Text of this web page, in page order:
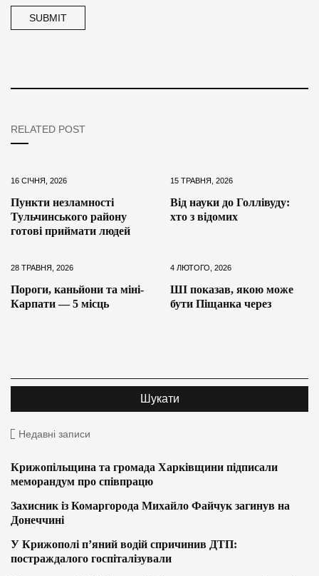
RELATED POST
16 СІЧНЯ, 2026
Пункти незламності
Тульчинського району
готові приймати людей
15 ТРАВНЯ, 2026
Від науки до Голлівуду:
хто з відомих
28 ТРАВНЯ, 2026
Пороги, каньйони та міні-
Карпати — 5 місць
4 ЛЮТОГО, 2026
ШІ показав, якою може
бути Піщанка через
Недавні записи
Крижопільщина та громада Харківщини підписали
меморандум про співпрацю
Захисник із Комаргорода Михайло Файчук загинув на
Донеччині
У Крижополі п’яний водій спричинив ДТП:
постраждалого госпіталізували